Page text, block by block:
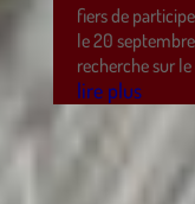
fiers de
le 20
recherche sur le
lire plus